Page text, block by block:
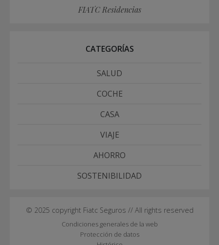
FIATC Residencias
CATEGORÍAS
SALUD
COCHE
CASA
VIAJE
AHORRO
SOSTENIBILIDAD
© 2025 copyright Fiatc Seguros // All rights reserved
Condiciones generales de la web
Protección de datos